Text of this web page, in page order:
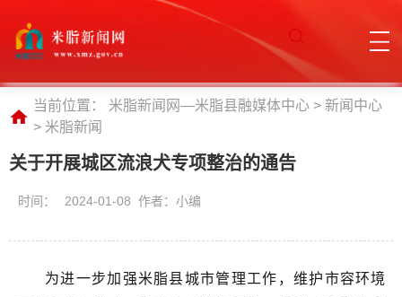
当前位置： 米脂新闻网—米脂县融媒体中心 > 新闻中心
> 米脂新闻
关于开展城区流浪犬专项整治的通告
时间： 2024-01-08 作者：小编
为进一步加强米脂县城市管理工作，维护市容环境